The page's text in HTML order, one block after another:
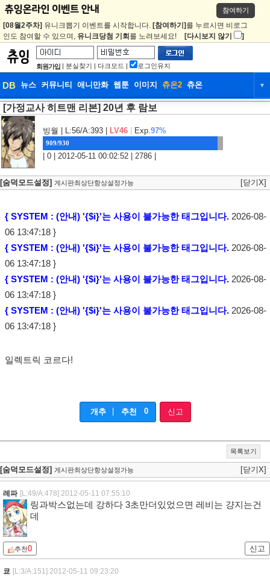
참여하기
[08월2주차] 유니크뽑기 이벤트를 시작합니다. [참여하기] 를 누르시면 비로그
인도 참여할 수 있으며, 유니크당첨 기회 를 노려보세요! [다시보지 않기 ]
회원가입 | 분실찾기 | 다크모드 | 로그인유지
DB 뉴스 커뮤니티 애니만화 웹툰 이미지 츄온2 츄온 ▼
DB 뉴스 커뮤니티
웹툰 이미지 츄온2
[가정교사 히트맨 리본] 20년 후 람보
빙월 | L:56/A:393 | LV46 Exp.97%
909/930
| 0 | 2012-05-11 00:02:52 | 2786 |
[숨덕모드설정] 게시판최상단항상설정가능 [닫기X]
{ SYSTEM : (안내) '{$i}'는 사용이 불가능한 태그입니다.2026-08-
06 13:47:18 }
{ SYSTEM : (안내) '{$i}'는 사용이 불가능한 태그입니다.2026-08-
06 13:47:18 }
{ SYSTEM : (안내) '{$i}'는 사용이 불가능한 태그입니다.2026-08-
06 13:47:18 }
{ SYSTEM : (안내) '{$i}'는 사용이 불가능한 태그입니다.2026-08-
06 13:47:18 }
일렉트릭 코르다!
개추 추천 0 신고
목록보기
[숨덕모드설정] 게시판최상단항상설정가능 [닫기X]
레파 [L:49/A:478] 2012-05-11 07:55:10
링과박스없는데 강하다 3초만더있었으면 레비는 걍지는건
데
추천0 신고
쿄 [L:3/A:151] 2012-05-11 09:23:20